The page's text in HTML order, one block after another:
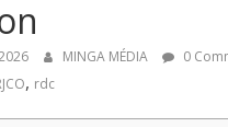
MINGA MÉDIA 0
, rdc